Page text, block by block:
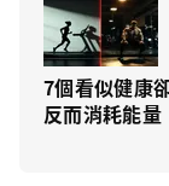
7個看似健康
反而消耗能量